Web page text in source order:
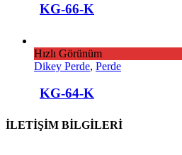
KG-66-K
Hızlı Görünüm
Dikey Perde, Perde
KG-64-K
İLETİŞİM BİLGİLERİ